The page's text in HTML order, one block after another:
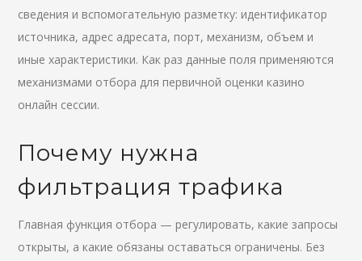
сведения и вспомогательную разметку: идентификатор
источника, адрес адресата, порт, механизм, объем и
иные характеристики. Как раз данные поля применяются
механизмами отбора для первичной оценки казино
онлайн сессии.
Почему нужна
фильтрация трафика
Главная функция отбора — регулировать, какие запросы
открыты, а какие обязаны оставаться ограничены. Без